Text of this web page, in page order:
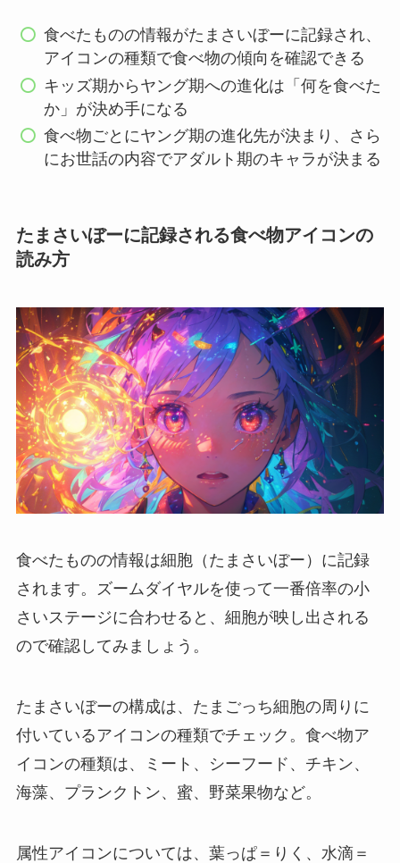
食べたものの情報がたまさいぼーに記録され、
アイコンの種類で食べ物の傾向を確認できる
キッズ期からヤング期への進化は「何を食べた
か」が決め手になる
食べ物ごとにヤング期の進化先が決まり、さら
にお世話の内容でアダルト期のキャラが決まる
たまさいぼーに記録される食べ物アイコンの
読み方
食べたものの情報は細胞（たまさいぼー）に記録
されます。ズームダイヤルを使って一番倍率の小
さいステージに合わせると、細胞が映し出される
ので確認してみましょう。
たまさいぼーの構成は、たまごっち細胞の周りに
付いているアイコンの種類でチェック。食べ物ア
イコンの種類は、ミート、シーフード、チキン、
海藻、プランクトン、蜜、野菜果物など。
属性アイコンについては、葉っぱ＝りく、水滴＝